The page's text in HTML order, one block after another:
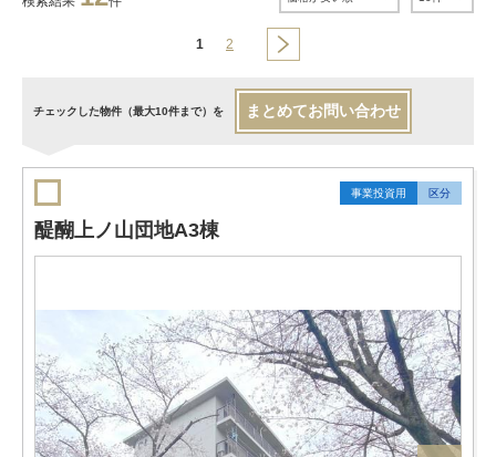
1 2
チェックした物件（最大10件まで）を まとめてお問い合わせ
事業投資用 区分
醍醐上ノ山団地A3棟